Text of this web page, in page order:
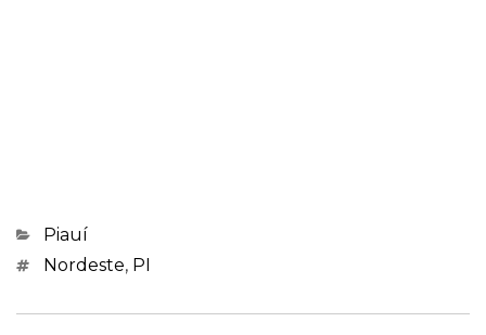
Categorias
Piauí
Marcações
Nordeste, PI